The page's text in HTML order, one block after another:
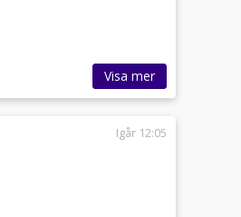
Visa mer
Igår 12:05